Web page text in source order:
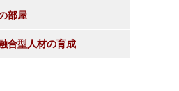
部屋
合型人材の育成